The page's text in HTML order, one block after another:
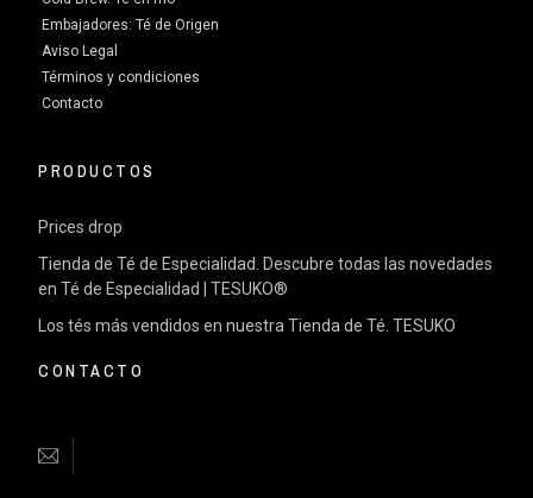
Embajadores: Té de Origen
Aviso Legal
Términos y condiciones
Contacto
PRODUCTOS
Prices drop
Tienda de Té de Especialidad. Descubre todas las novedades
en Té de Especialidad | TESUKO®
Los tés más vendidos en nuestra Tienda de Té. TESUKO
CONTACTO